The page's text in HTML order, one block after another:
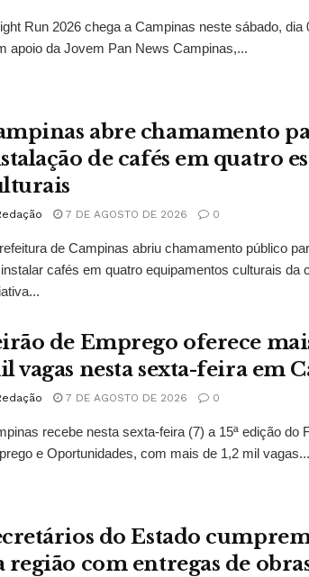
Run 2026 chega a Campinas neste sábado, dia
apoio da Jovem Pan News Campinas,...
abre chamamento
de cafés em quatro
7 DE AGOSTO DE 2026 0
de Campinas abriu chamamento público
cafés em quatro equipamentos culturais da
de Emprego oferece
vagas nesta sexta-feira em
7 DE AGOSTO DE 2026 0
recebe nesta sexta-feira (7) a 15ª edição do
e Oportunidades, com mais de 1,2 mil vagas...
do Estado
região com entregas de